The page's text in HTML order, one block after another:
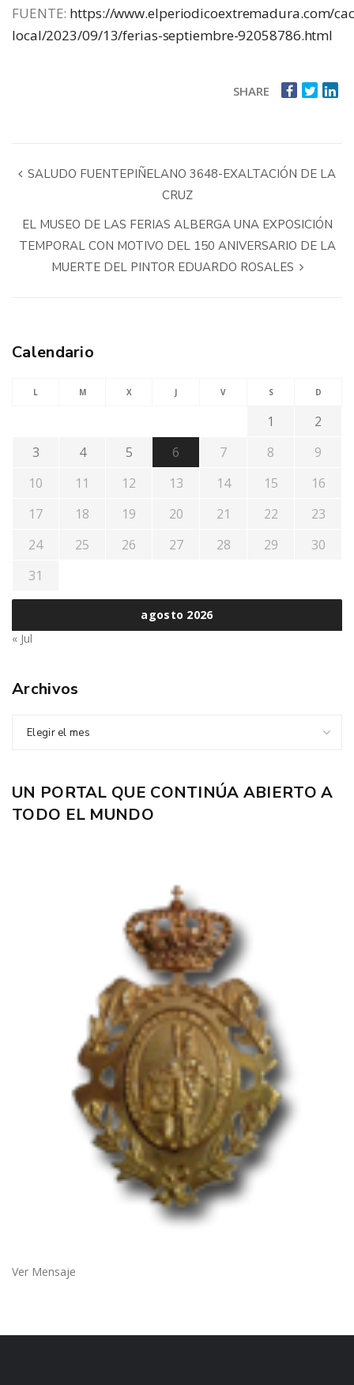
FUENTE: https://www.elperiodicoextremadura.com/
local/2023/09/13/ferias-septiembre-92058786.html
SHARE
SALUDO FUENTEPIÑELANO 3648-EXALTACIÓN DE LA
CRUZ
EL MUSEO DE LAS FERIAS ALBERGA UNA EXPOSICIÓN
TEMPORAL CON MOTIVO DEL 150 ANIVERSARIO DE LA
MUERTE DEL PINTOR EDUARDO ROSALES
Calendario
agosto 2026
L M X J V S D
1
2
3
4 5 6 7 8
9
10
11 12 13 14 15
16
17
18 19 20 21 22
23
24
25 26 27 28 29
30
31
« Jul
Archivos
Elegir el mes
UN PORTAL QUE CONTINÚA ABIERTO A
TODO EL MUNDO
Ver Mensaje